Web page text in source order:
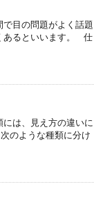
目の問題がよく話題
あるといいます。 仕
は、見え方の違いに
のような種類に分け